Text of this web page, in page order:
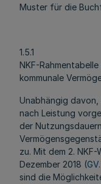
Muster für die
1.5.1
NKF-
kommunale
Unabhängig
nach Leistung
der
zu. Mit dem 2.
Dezember 2018 (
sind die